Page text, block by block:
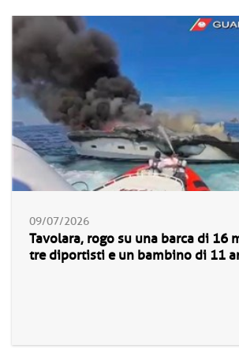
09/07/2026
Tavolara, rogo su una barca di 16
tre diportisti e un bambino di 11